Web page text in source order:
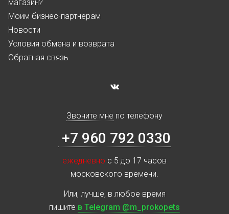
магазин?
Моим бизнес-партнёрам
Новости
Условия обмена и возврата
Обратная связь
Звоните мне по телефону
+7 960 792 0330
ежедневно с 5 до 17 часов
московского времени.
Или, лучше, в любое время
пишите в Telegram @m_prokopets